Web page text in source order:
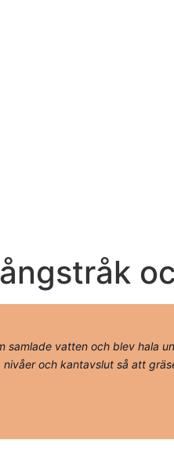
samlade vatten och blev hala
och kantavslut så att